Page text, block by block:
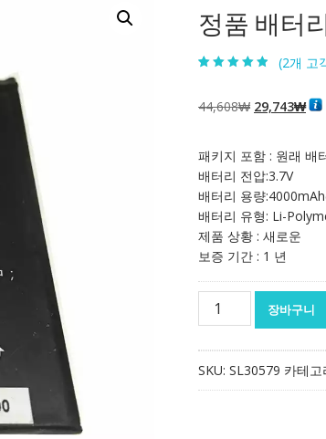
정품 배터
으로 5점 만
점에점으로
(2개 고
44,608₩ 원
격:
44,608₩
29,743₩현
격:
패키지 포함 : 원래 배
배터리 전압:3.7V
배터리 용량
배터리 유형: Li-
제품 상황 : 새로운
보증 기간 : 1 년
리
장바구니
SKU: SL30579 카테고